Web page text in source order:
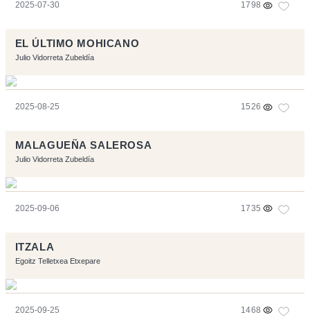
2025-07-30 1798
EL ÚLTIMO MOHICANO
Julio Vidorreta Zubeldía
2025-08-25 1526
MALAGUEÑA SALEROSA
Julio Vidorreta Zubeldía
2025-09-06 1735
ITZALA
Egoitz Telletxea Etxepare
2025-09-25 1468